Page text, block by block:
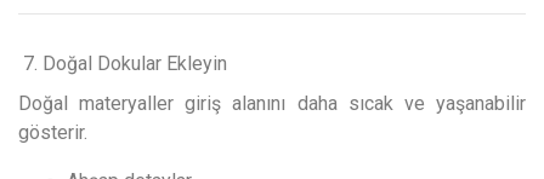
7. Doğal Dokular Ekleyin
Doğal materyaller giriş alanını daha sıcak ve yaşanabilir
gösterir.